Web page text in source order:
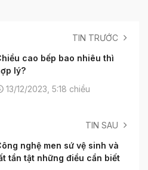
TIN TRƯỚC
cao bếp bao nhiêu thì
lý?
13/12/2023, 5:18 chiều
TIN SAU
nghệ men sứ vệ sinh và
tần tật những điều cần biết